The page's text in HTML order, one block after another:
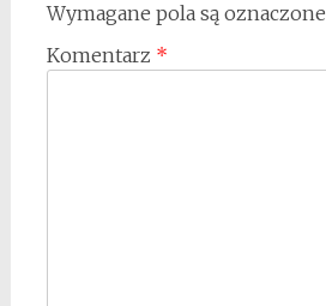
Wymagane pola są oznaczone
Komentarz *